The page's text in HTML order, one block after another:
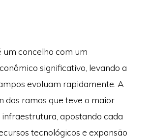
um concelho com um
significativo, levando a
evoluam rapidamente. A
dos ramos que teve o maior
infraestrutura, apostando cada
tecnológicos e expansão